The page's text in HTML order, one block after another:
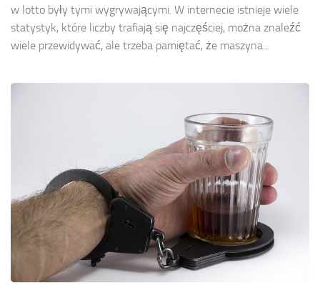
w lotto były tymi wygrywającymi. W internecie istnieje wiele
statystyk, które liczby trafiają się najczęściej, można znaleźć
wiele przewidywać, ale trzeba pamiętać, że maszyna...